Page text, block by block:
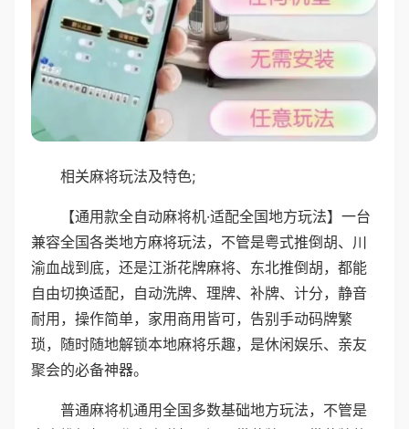
相关麻将玩法及特色;
【通用款全自动麻将机·适配全国地方玩法】一台
兼容全国各类地方麻将玩法，不管是粤式推倒胡、川
渝血战到底，还是江浙花牌麻将、东北推倒胡，都能
自由切换适配，自动洗牌、理牌、补牌、计分，静音
耐用，操作简单，家用商用皆可，告别手动码牌繁
琐，随时随地解锁本地麻将乐趣，是休闲娱乐、亲友
聚会的必备神器。
普通麻将机通用全国多数基础地方玩法，不管是